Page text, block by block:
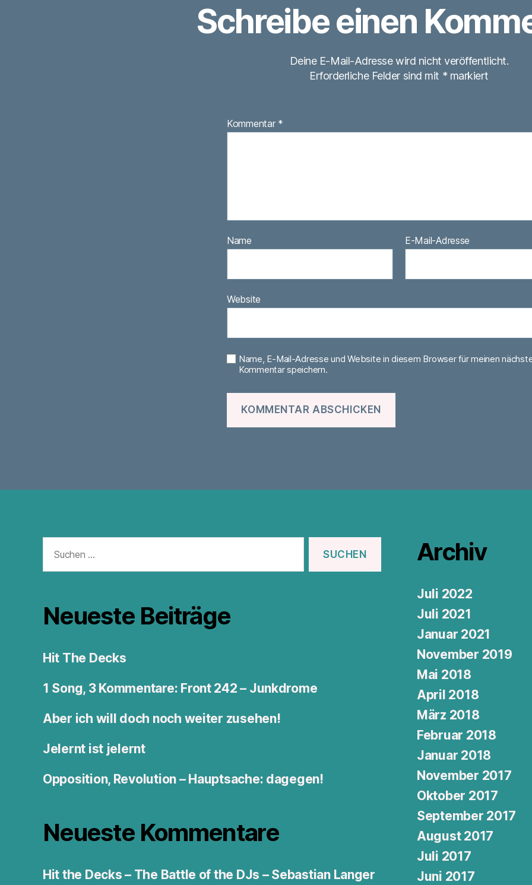
Schreibe einen
Deine E-Mail-Adresse wird nicht veröffentlicht.
Erforderliche Felder sind mit *markiert
Kommentar *
Name E-Mail-Adresse
Website
Name, E-Mail-Adresse und Website in diesem Browser für meinen
Kommentar speichern.
nach:
Neueste Beiträge
Hit The Decks
1 Song, 3 Kommentare: Front 242 – Junkdrome
Aber ich will doch noch weiter zusehen!
Jelernt ist jelernt
Opposition, Revolution – Hauptsache: dagegen!
Neueste Kommentare
Hit the Decks – The Battle of the DJs – Sebastian Langer
Archiv
Juli 2022
Juli 2021
Januar 2021
November 2019
Mai 2018
April 2018
März 2018
Februar 2018
Januar 2018
November 2017
Oktober 2017
September 2017
August 2017
Juli 2017
Juni 2017